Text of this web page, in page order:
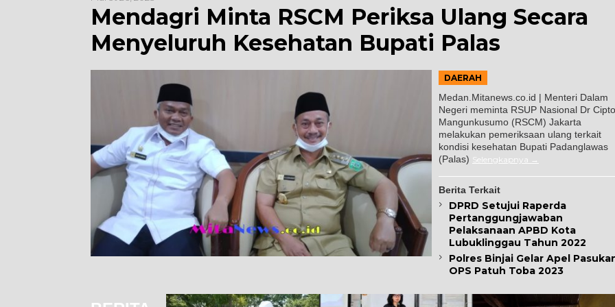
Mendagri Minta RSCM Periksa Ulang Secara
Menyeluruh Kesehatan Bupati Palas
DAERAH
Medan.Mitanews.co.id | Menteri Dalam
Negeri meminta RSUP Nasional Dr Cipto
Mangunkusumo (RSCM) Jakarta
melakukan pemeriksaan ulang terkait
kondisi kesehatan Bupati Padanglawas
(Palas) Selengkapnya
Berita Terkait
DPRD Setujui Raperda
Pertanggungjawaban
Pelaksanaan APBD Kota
Lubuklinggau Tahun 2022
Polres Binjai Gelar Apel
OPS Patuh Toba 2023